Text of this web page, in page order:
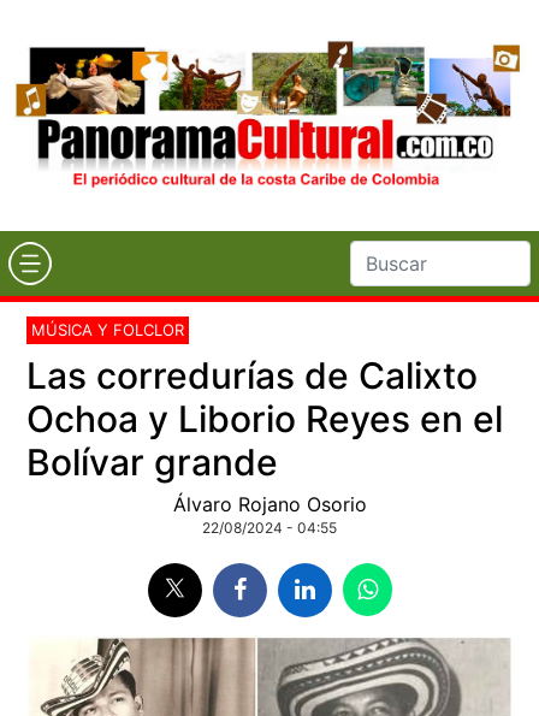
MÚSICA Y FOLCLOR
Las corredurías de Calixto
Ochoa y Liborio Reyes en el
Bolívar grande
Álvaro Rojano Osorio
22/08/2024 - 04:55